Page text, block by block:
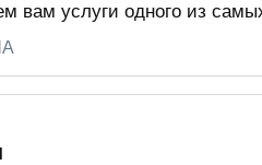
вам услуги одного из